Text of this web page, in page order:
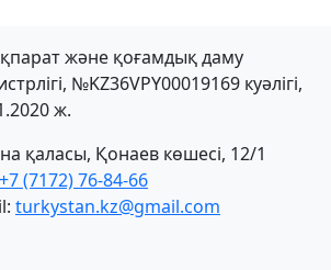
және қоғамдық даму
№KZ36VPY00019169 куәлігі,
ж.
қаласы, Қонаев көшесі, 12/1
+7 (7172) 76-84-66
turkystan.kz@gmail.com